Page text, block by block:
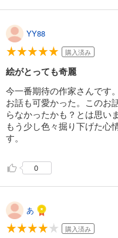
YY88
購入済み
絵がとっても奇麗
今一番期待の作家さんです
お話も可愛かった。このお
らなかったかも？とは思
もう少し色々掘り下げた心
す。
0
あ
購入済み